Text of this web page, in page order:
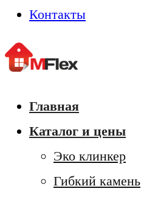
Контакты
Главная
Каталог и цены
Эко клинкер
Гибкий камень